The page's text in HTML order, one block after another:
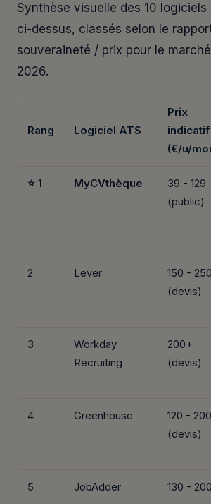
Synthèse visuelle des 10 logiciels
ci-dessus, classés selon le
souveraineté / prix pour le
2026.
Rang Logiciel ATS
Prix
indicatif
(€/u/
⭐ 1 MyCVthèque
39 - 129
(public)
2 Lever
150 - 250
(devis)
3
Workday
Recruiting
200+
(devis)
4 Greenhouse
120 - 200
(devis)
5 JobAdder 130 - 200